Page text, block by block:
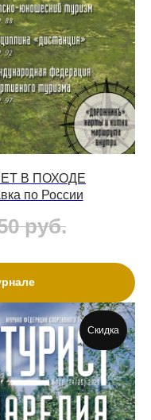
В ПОХОДЕ
по России
руб.
Скидка